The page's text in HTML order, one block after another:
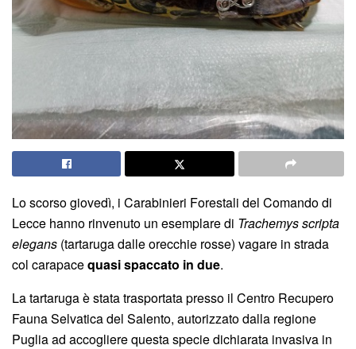
Lo scorso giovedì, i Carabinieri Forestali del Comando di
Lecce hanno rinvenuto un esemplare di Trachemys scripta
elegans (tartaruga dalle orecchie rosse) vagare in strada
col carapacequasi spaccato in due.
La tartaruga è stata trasportata presso il Centro Recupero
Fauna Selvatica del Salento, autorizzato dalla regione
Puglia ad accogliere questa specie dichiarata invasiva in